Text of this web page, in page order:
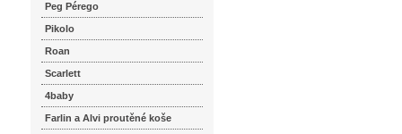
Peg Pérego
Pikolo
Roan
Scarlett
4baby
Farlin a Alvi proutěné koše